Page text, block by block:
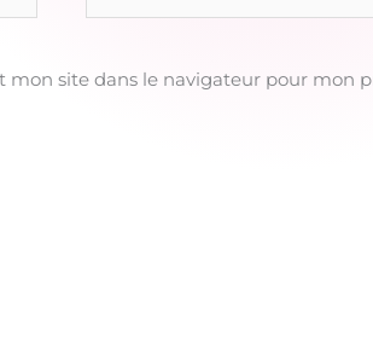
mail*
site dans le navigateur pour mon